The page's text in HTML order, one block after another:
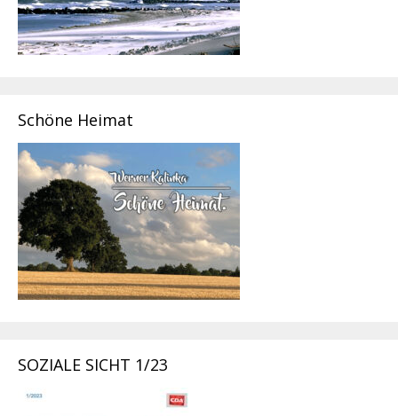
Schöne Heimat
SOZIALE SICHT 1/23